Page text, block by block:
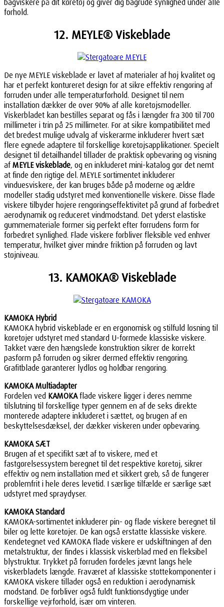
forhold.
12. MEYLE® Viskeblade
De nye MEYLE viskeblade er lavet af materialer af høj kvalitet og
har et perfekt kontureret design for at sikre effektiv rengøring af
forruden under alle temperaturforhold. Designet til nem
installation dækker de over 90% af alle køretøjsmodeller.
Viskerbladet kan bestilles separat og fås i længder fra 300 til 700
millimeter i trin på 25 millimeter. For at sikre kompatibilitet med
det bredest mulige udvalg af viskerarme inkluderer hvert sæt
flere egnede adaptere til forskellige køretøjsapplikationer. Specielt
designet til detailhandel tillader de praktisk opbevaring og visning
af MEYLE viskeblade, og en inkluderet mini-katalog gør det nemt
at finde den rigtige del. MEYLE sortimentet inkluderer
vinduesviskere, der kan bruges både på moderne og ældre
modeller stadig udstyret med konventionelle viskere. Disse flade
viskere tilbyder højere rengøringseffektivitet på grund af forbedret
aerodynamik og reduceret vindmodstand. Det yderst elastiske
gummemateriale former sig perfekt efter forrudens form for
forbedret synlighed. Flade viskere forbliver fleksible ved enhver
temperatur, hvilket giver mindre friktion på forruden og lavt
støjniveau.
13. KAMOKA® Viskeblade
KAMOKA Hybrid
KAMOKA hybrid viskeblade er en ergonomisk og stilfuld løsning til
køretøjer udstyret med standard U-formede klassiske viskere.
Takket være den hængslede konstruktion sikrer de korrekt
pasform på forruden og sikrer dermed effektiv rengøring.
Grafitblade garanterer lydløs og holdbar rengøring.
KAMOKA Multiadapter
Fordelen ved KAMOKAflade viskere ligger i deres nemme
tilslutning til forskellige typer gennem en af de seks direkte
monterede adaptere inkluderet i sættet, og brugen af en
beskyttelsesdæksel, der dækker viskeren under opbevaring.
KAMOKA SÆT
Brugen af et specifikt sæt af to viskere, med et
fastgørelsessystem beregnet til det respektive køretøj, sikrer
effektiv og nem installation med et sikkert greb, så de fungerer
problemfrit i hele deres levetid. I særlige tilfælde er særlige sæt
udstyret med spraydyser.
KAMOKA Standard
KAMOKA-sortimentet inkluderer pin- og flade viskere beregnet til
biler og lette køretøjer. De kan også erstatte klassiske viskere.
Kendetegnet ved KAMOKA flade viskere er udskiftningen af den
metalstruktur, der findes i klassisk viskerblad med en fleksibel
blystruktur. Trykket på forruden fordeles jævnt langs hele
viskerbladets længde. Fraværet af klassiske støttekomponenter i
KAMOKA viskere tillader også en reduktion i aerodynamisk
modstand. De forbliver også fuldt funktionsdygtige under
forskellige vejrforhold, især om vinteren.